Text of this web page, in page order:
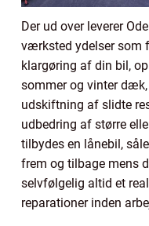
Der ud over leverer
værksted ydelser som
klargøring af din bil,
sommer og vinter
udskiftning af slidte
udbedring af større
tilbydes en lånebil,
frem og tilbage mens
selvfølgelig altid et
reparationer inden